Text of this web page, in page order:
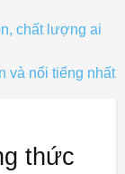
chất lượng ai
và nổi tiếng nhất
thức